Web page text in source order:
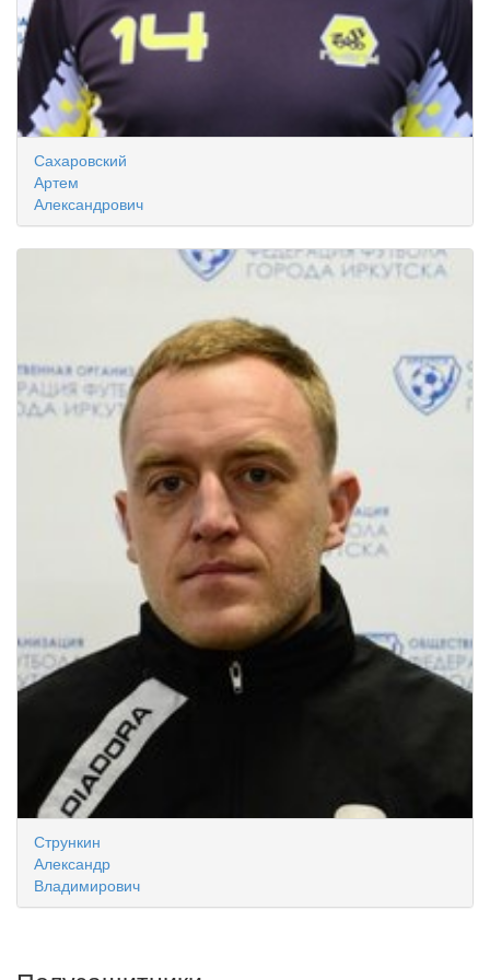
Сахаровский
Артем
Александрович
Стрункин
Александр
Владимирович